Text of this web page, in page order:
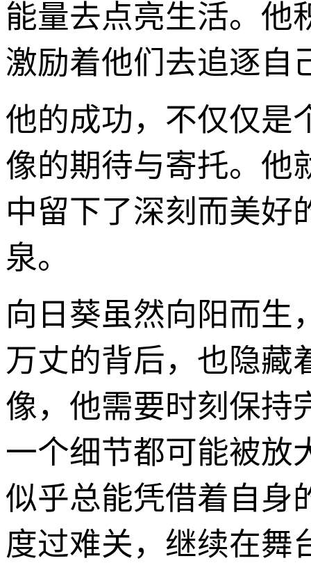
能量去点亮生活。他
激励着他们去追逐自
他的成功，不仅仅是
像的期待与寄托。他
中留下了深刻而美好
泉。
向日葵虽然向阳而生
万丈的背后，也隐藏
像，他需要时刻保持
一个细节都可能被放
似乎总能凭借着自身
度过难关，继续在舞